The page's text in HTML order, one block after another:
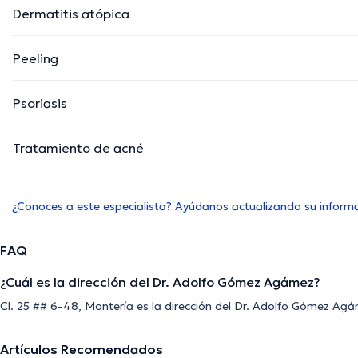
Dermatitis atópica
Peeling
Psoriasis
Tratamiento de acné
¿Conoces a este especialista? Ayúdanos actualizando su
FAQ
¿Cuál es la dirección del Dr. Adolfo Gómez Agámez?
Cl. 25 ## 6-48, Montería es la dirección del Dr. Adolfo Gómez
Artículos Recomendados